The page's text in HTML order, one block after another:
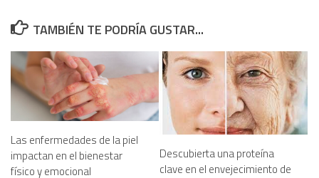
TAMBIÉN TE PODRÍA GUSTAR...
Las enfermedades de la piel
impactan en el bienestar
físico y emocional
Descubierta una proteína
clave en el envejecimiento de